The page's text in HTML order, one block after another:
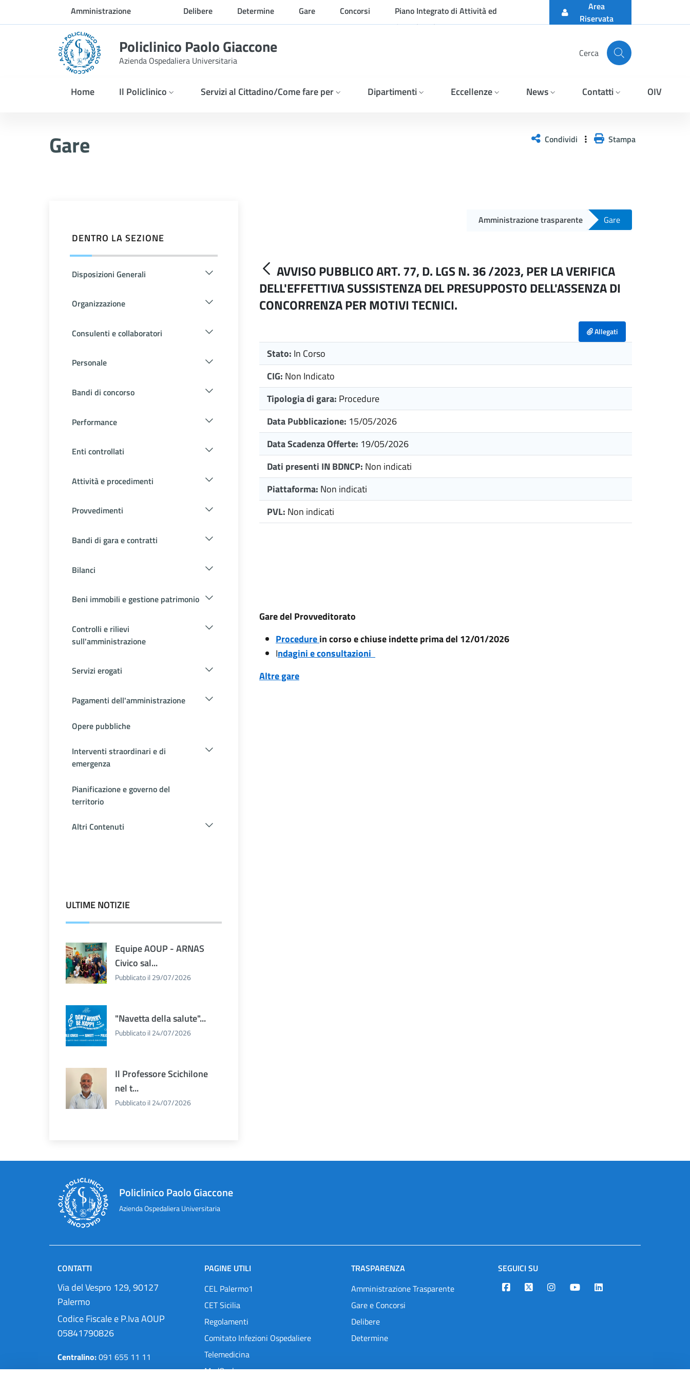
Skip to Main ContentAmministrazione
trasparente
Delibere Determine Gare Concorsi
Piano Integrato di Attività ed
Organizzazione
Area
Riservata
Policlinico Paolo Giaccone
Azienda Ospedaliera Universitaria
Cerca
Home Il Policlinico Servizi al Cittadino/Come fare per Dipartimenti Eccellenze News Contatti OIV
Gare Condividi Stampa
DENTRO LA SEZIONE
Disposizioni Generali
Organizzazione
Consulenti e collaboratori
Personale
Bandi di concorso
Performance
Enti controllati
Attività e procedimenti
Provvedimenti
Bandi di gara e contratti
Bilanci
Beni immobili e gestione patrimonio
Controlli e rilievi
sull'amministrazione
Servizi erogati
Pagamenti dell'amministrazione
Opere pubbliche
Interventi straordinari e di
emergenza
Pianificazione e governo del
territorio
Altri Contenuti
ULTIME NOTIZIE
Equipe AOUP - ARNAS
Civico sal...
Pubblicato il 29/07/2026
"Navetta della salute"...
Pubblicato il 24/07/2026
Il Professore Scichilone
nel t...
Pubblicato il 24/07/2026
Amministrazione trasparente Gare
AVVISO PUBBLICO ART. 77, D. LGS N. 36 /2023, PER LA VERIFICA
DELL'EFFETTIVA SUSSISTENZA DEL PRESUPPOSTO DELL'ASSENZA DI
CONCORRENZA PER MOTIVI TECNICI.
Allegati
Stato: In Corso
CIG: Non Indicato
Tipologia di gara: Procedure
Data Pubblicazione: 15/05/2026
Data Scadenza Offerte: 19/05/2026
Dati presenti IN BDNCP: Non indicati
Piattaforma: Non indicati
PVL: Non indicati
Gare del Provveditorato
Procedurein corso e chiuse indette prima del 12/01/2026
Indagini e consultazioni
Altre gare
Policlinico Paolo Giaccone
Azienda Ospedaliera Universitaria
CONTATTI
Via del Vespro 129, 90127
Palermo
Codice Fiscale e P.Iva AOUP
05841790826
Centralino:091 655 11 11
Pec:protocollo@cert.policlinico.pa.it
PAGINE UTILI
CEL Palermo1
CET Sicilia
Regolamenti
Comitato Infezioni Ospedaliere
Telemedicina
MedOral
TRASPARENZA
Amministrazione Trasparente
Gare e Concorsi
Delibere
Determine
SEGUICI SU
Designers Italia
TwitterInstagramYoutubeLinkedin